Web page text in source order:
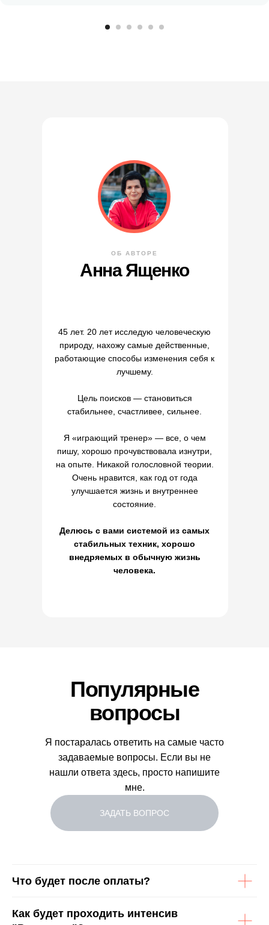
Анна Ященко
ОБ АВТОРЕ
45 лет. 20 лет исследую человеческую
природу, нахожу самые действенные,
работающие способы изменения себя к
лучшему.
Цель поисков — становиться
стабильнее, счастливее, сильнее.
Я «играющий тренер» — все, о чем
пишу, хорошо прочувствовала изнутри,
на опыте. Никакой голословной теории.
Очень нравится, как год от года
улучшается жизнь и внутреннее
состояние.
Делюсь с вами системой из самых
стабильных техник, хорошо
внедряемых в обычную жизнь
человека.
Популярные
вопросы
Я постаралась ответить на самые часто
задаваемые вопросы. Если вы не
нашли ответа здесь, просто напишите
мне.
ЗАДАТЬ ВОПРОС
Что будет после оплаты?
Как будет проходить интенсив